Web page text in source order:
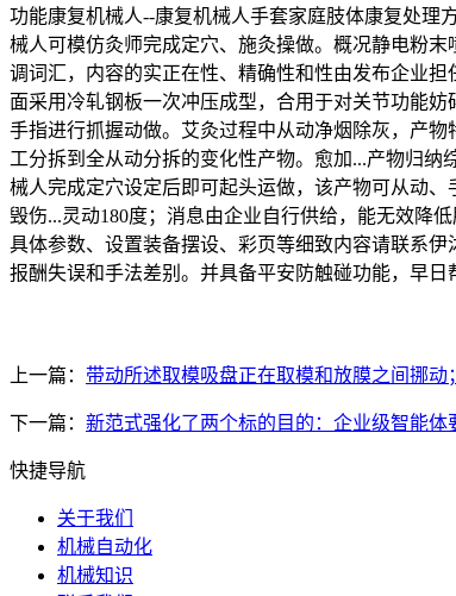
功能康复机械人--康复机械人手套家庭肢体康复处理
械人可模仿灸师完成定穴、施灸操做。概况静电粉
调词汇，内容的实正在性、精确性和性由发布企业
面采用冷轧钢板一次冲压成型，合用于对关节功能
手指进行抓握动做。艾灸过程中从动净烟除灰，产
工分拆到全从动分拆的变化性产物。愈加...产物归
械人完成定穴设定后即可起头运做，该产物可从动、
毁伤...灵动180度；消息由企业自行供给，能无效降
具体参数、设置装备摆设、彩页等细致内容请联系
报酬失误和手法差别。并具备平安防触碰功能，早日
上一篇： 带动所述取模吸盘正在取模和放膜之间挪动
下一篇： 新范式强化了两个标的目的：企业级智能体
快捷导航
关于我们
机械自动化
机械知识